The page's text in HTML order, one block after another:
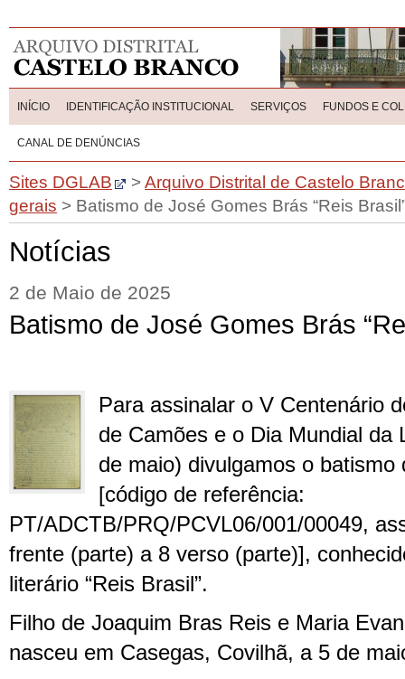
INÍCIO IDENTIFICAÇÃO INSTITUCIONAL SERVIÇOS FUNDOS E
CANAL DE DENÚNCIAS
Sites DGLAB >Arquivo Distrital de Castelo
gerais > Batismo de José Gomes Brás “Reis
Notícias
2 de Maio de 2025
Batismo de José Gomes Brás
Para assinalar o V Centenário
de Camões e o Dia Mundial da
de maio) divulgamos o
[código de referência:
PT/ADCTB/PRQ/PCVL06/001/00049,
frente (parte) a 8 verso (parte)],
literário “Reis Brasil”.
Filho de Joaquim Bras Reis e Maria
nasceu em Casegas, Covilhã, a 5 de